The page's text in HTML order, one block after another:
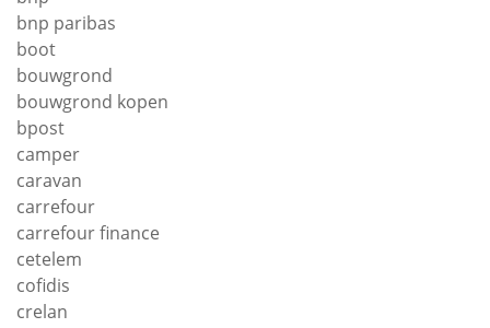
bnp paribas
boot
bouwgrond
bouwgrond kopen
bpost
camper
caravan
carrefour
carrefour finance
cetelem
cofidis
crelan